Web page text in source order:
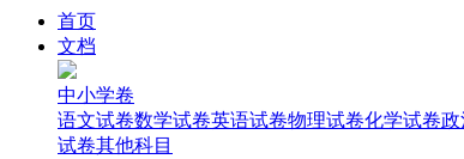
首页
文档
中小学卷
语文试卷数学试卷英语试卷物理试卷化学试卷政
试卷其他科目